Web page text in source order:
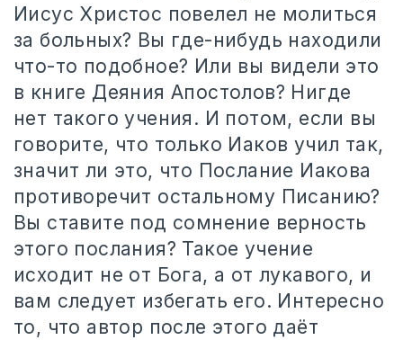
Иисус Христос повелел не молиться
за больных? Вы где-нибудь находили
что-то подобное? Или вы видели это
в книге Деяния Апостолов? Нигде
нет такого учения. И потом, если вы
говорите, что только Иаков учил так,
значит ли это, что Послание Иакова
противоречит остальному Писанию?
Вы ставите под сомнение верность
этого послания? Такое учение
исходит не от Бога, а от лукавого, и
вам следует избегать его. Интересно
то, что автор после этого даёт